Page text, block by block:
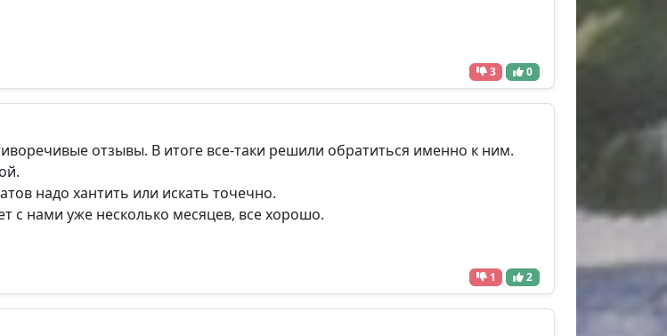
3 0
отзывы. В итоге все-таки решили обратиться именно к ним.
надо хантить или искать точечно.
с нами уже несколько месяцев, все хорошо.
1 2